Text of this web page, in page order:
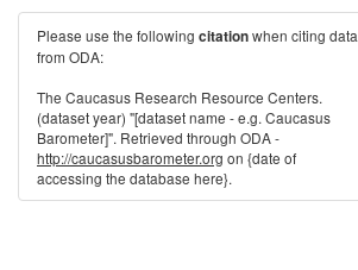
Please use the following citationwhen citing data
from ODA:
The Caucasus Research Resource Centers.
(dataset year) "[dataset name - e.g. Caucasus
Barometer]". Retrieved through ODA -
http://caucasusbarometer.org on {date of
accessing the database here}.